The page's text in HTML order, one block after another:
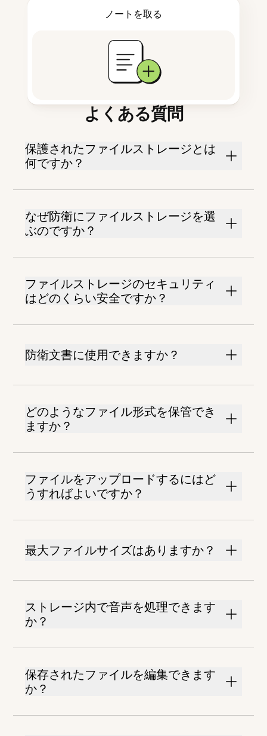
ノートを取る
よくある質問
保護されたファイルストレージとは
何ですか？
なぜ防衛にファイルストレージを選
ぶのですか？
ファイルストレージのセキュリティ
はどのくらい安全ですか？
防衛文書に使用できますか？
どのようなファイル形式を保管でき
ますか？
ファイルをアップロードするにはど
うすればよいですか？
最大ファイルサイズはありますか？
ストレージ内で音声を処理できます
か？
保存されたファイルを編集できます
か？